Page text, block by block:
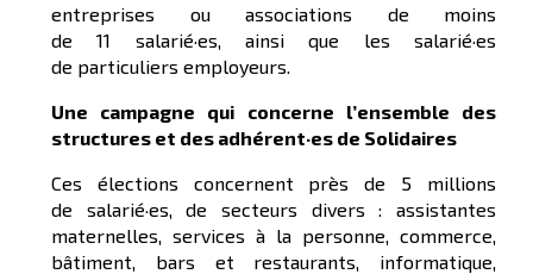
entreprises ou associations de moins
de 11 salarié·es, ainsi que les salarié·es
de particuliers employeurs.
Une campagne qui concerne l’ensemble des
structures et des adhérent·es de Solidaires
Ces élections concernent près de 5 millions
de salarié·es, de secteurs divers : assistantes
maternelles, services à la personne, commerce,
bâtiment, bars et restaurants, informatique,